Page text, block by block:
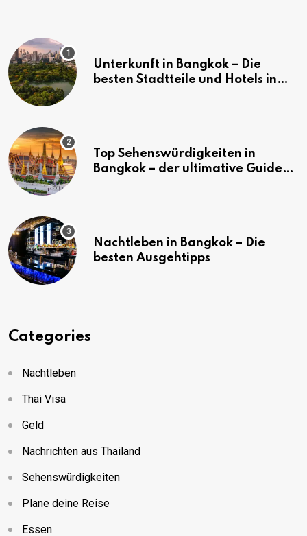
Unterkunft in Bangkok – Die
besten Stadtteile und Hotels in
Top Sehenswürdigkeiten in
Bangkok – der ultimative Guide
Nachtleben in Bangkok – Die
besten Ausgehtipps
Categories
Nachtleben
Thai Visa
Geld
Nachrichten aus Thailand
Sehenswürdigkeiten
Plane deine Reise
Essen